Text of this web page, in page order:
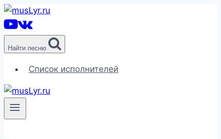
Перейти
к
содержимому
Найти песню
Список исполнителей